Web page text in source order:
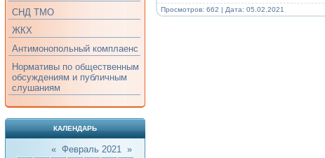
СНД ТМО
ЖКХ
Антимонопольный комплаенс
Нормативы по общественным
обсуждениям и публичным
слушаниям
КАЛЕНДАРЬ
« Февраль 2021 »
Просмотров: 662 | Дата: 05.02.2021